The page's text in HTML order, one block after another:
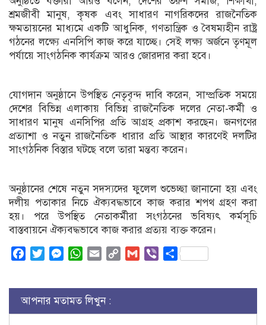
শ্রমজীবী মানুষ, কৃষক এবং সাধারণ নাগরিকদের রাজনৈতিক
ক্ষমতায়নের মাধ্যমে একটি আধুনিক, গণতান্ত্রিক ও বৈষম্যহীন রাষ্ট্র
গঠনের লক্ষ্যে এনসিপি কাজ করে যাচ্ছে। সেই লক্ষ্য অর্জনে তৃণমূল
পর্যায়ে সাংগঠনিক কার্যক্রম আরও জোরদার করা হবে।
যোগদান অনুষ্ঠানে উপস্থিত নেতৃবৃন্দ দাবি করেন, সাম্প্রতিক সময়ে
দেশের বিভিন্ন এলাকায় বিভিন্ন রাজনৈতিক দলের নেতা-কর্মী ও
সাধারণ মানুষ এনসিপির প্রতি আগ্রহ প্রকাশ করছেন। জনগণের
প্রত্যাশা ও নতুন রাজনৈতিক ধারার প্রতি আস্থার কারণেই দলটির
সাংগঠনিক বিস্তার ঘটছে বলে তারা মন্তব্য করেন।
অনুষ্ঠানের শেষে নতুন সদস্যদের ফুলেল শুভেচ্ছা জানানো হয় এবং
দলীয় পতাকার নিচে ঐক্যবদ্ধভাবে কাজ করার শপথ গ্রহণ করা
হয়। পরে উপস্থিত নেতাকর্মীরা সংগঠনের ভবিষ্যৎ কর্মসূচি
বাস্তবায়নে ঐক্যবদ্ধভাবে কাজ করার প্রত্যয় ব্যক্ত করেন।
FacebookTwitterMessenger
WhatsApp
Email
Copy
Gmail ViberShare
আপনার মতামত লিখুন :